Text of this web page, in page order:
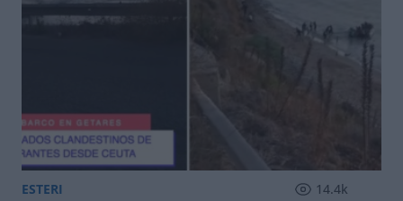
ESTERI 14.4k